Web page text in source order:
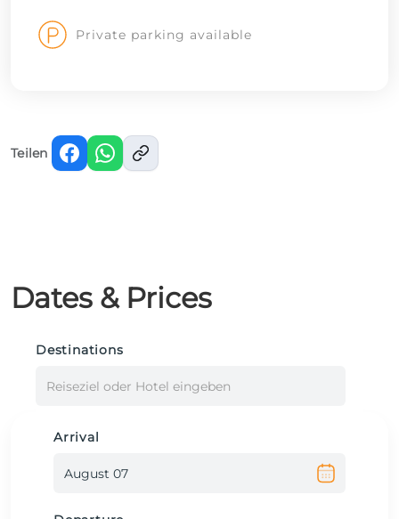
Private parking available
Teilen
Dates & Prices
Destinations
Reiseziel oder Hotel eingeben
Arrival